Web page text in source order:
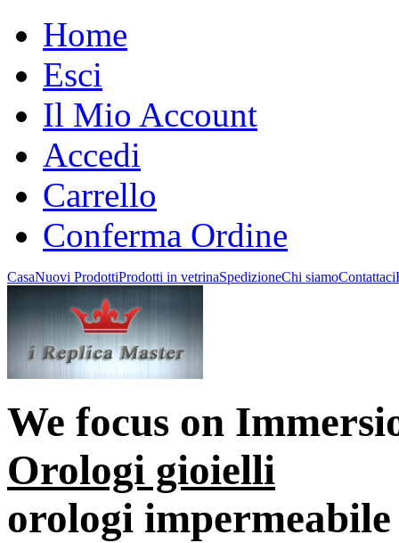
Home
Esci
Il Mio Account
Accedi
Carrello
Conferma Ordine
CasaNuovi ProdottiProdotti in vetrinaSpedizioneChi siamoContattaci
We focus on
Orologi gioielli
orologi